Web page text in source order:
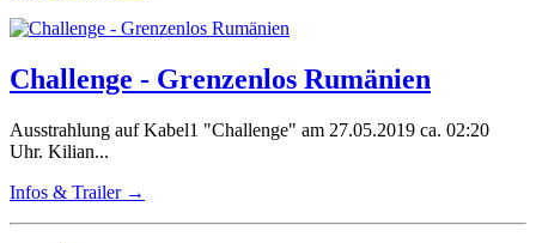
Challenge - Grenzenlos Rumänien
Ausstrahlung auf Kabel1 "Challenge" am 27.05.2019 ca. 02:20
Uhr. Kilian...
Infos & Trailer →